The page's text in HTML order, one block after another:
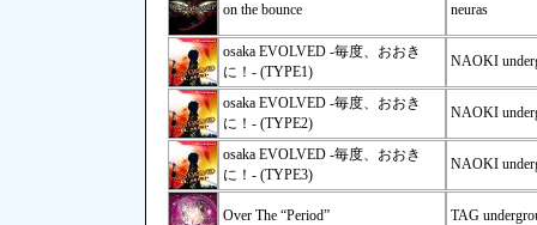
on the bounce neuras
osaka EVOLVED -毎度、おおき
に！- (TYPE1)
NAOKI
osaka EVOLVED -毎度、おおき
に！- (TYPE2)
NAOKI
osaka EVOLVED -毎度、おおき
に！- (TYPE3)
NAOKI
Over The “Period” TAG